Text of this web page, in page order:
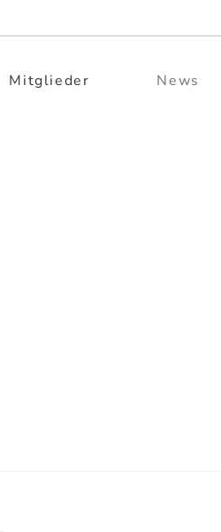
Mitglieder News